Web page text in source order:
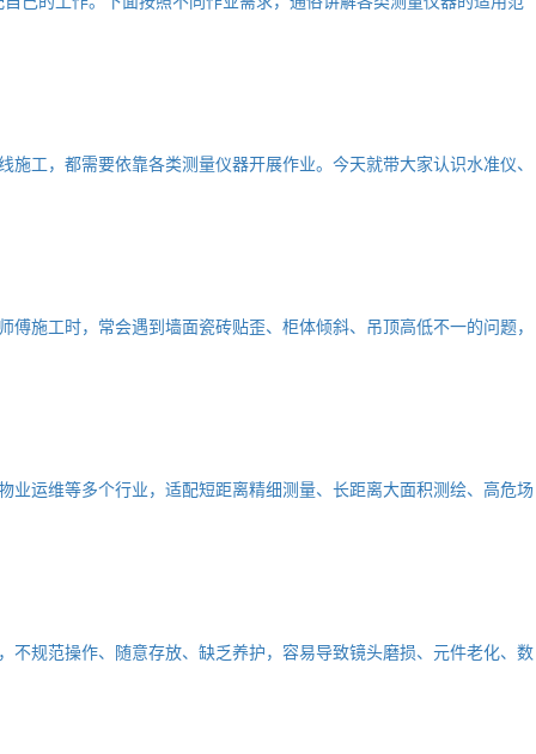
工，都需要依靠各类测量仪器开展作业。今天就带大家认识水准仪、
施工时，常会遇到墙面瓷砖贴歪、柜体倾斜、吊顶高低不一的问题，
运维等多个行业，适配短距离精细测量、长距离大面积测绘、高危场
规范操作、随意存放、缺乏养护，容易导致镜头磨损、元件老化、数